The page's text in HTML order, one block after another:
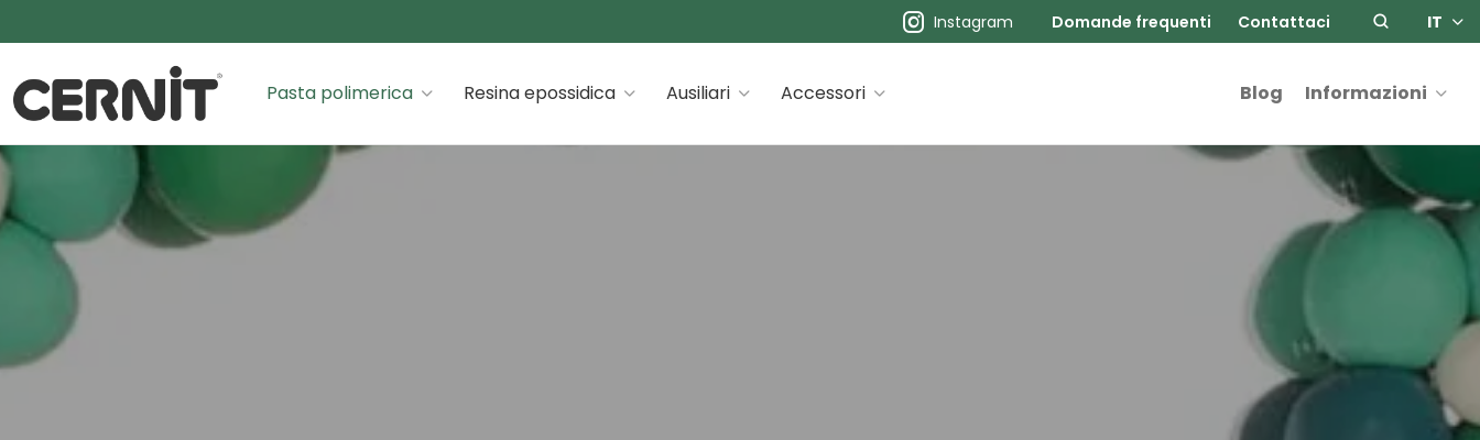
Instagram Domande frequenti Contattaci IT
Cernit Une qualité haut de gamme pour des créations premiums
Pasta polimerica Resina epossidica Ausiliari Accessori Blog Informazioni